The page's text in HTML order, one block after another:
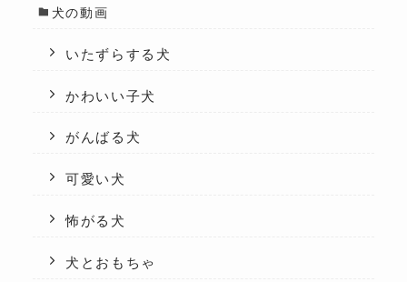
犬の動画
いたずらする犬
かわいい子犬
がんばる犬
可愛い犬
怖がる犬
犬とおもちゃ